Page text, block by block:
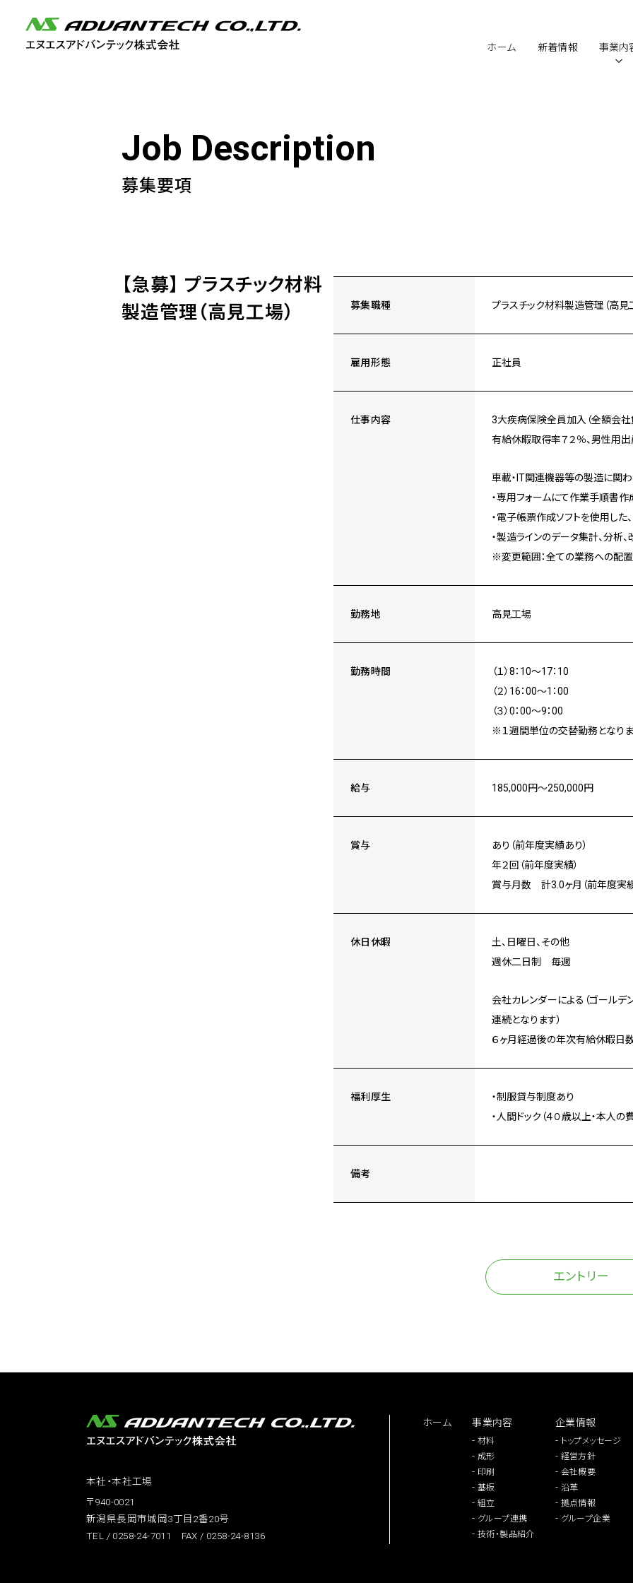
ホーム 新着情報 事業内
Job Description
募集要項
【急募】 プラスチック材料
製造管理（高見工場）
募集職種 プラスチック材料製造管理（高見
雇用形態 正社員
仕事内容
3大疾病保険全員加入（全額会社
有給休暇取得率７２％、男性用
車載・IT関連機器等の製造に関わ
・専用フォームにて作業手順書作
・電子帳票作成ソフトを使用した
・製造ラインのデータ集計、分
※変更範囲：全ての業務への配
勤務地 高見工場
勤務時間
（１）8：10～17：10
（２）16：00～1：00
（３）0：00～9：00
※１週間単位の交替勤務となり
給与 185,000円～250,000円
賞与
あり（前年度実績あり）
年２回（前年度実績）
賞与月数 計3.0ヶ月（前年度実績
休日休暇
土、日曜日、その他
週休二日制 毎週
会社カレンダーによる（ゴールデ
連続となります）
６ヶ月経過後の年次有給休暇日
福利厚生
・制服貸与制度あり
・人間ドック（４０歳以上・本人の
備考
エントリー
本社・本社工場
〒940-0021
新潟県長岡市城岡3丁目2番20号
TEL / 0258-24-7011 FAX / 0258-24-8136
ホーム
事業内容
-材料
- 成形
- 印刷
-基板
-組立
- グループ連携
-技術・製品紹介
企業情報
- トップメッセージ
- 経営方針
- 会社概要
- 沿革
- 拠点情報
- グループ企業